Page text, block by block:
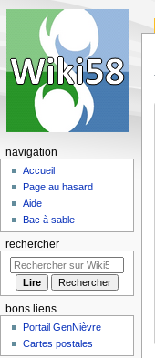
navigation
Accueil
Page au hasard
Aide
Bac à sable
rechercher
bons liens
Portail GenNièvre
Cartes postales